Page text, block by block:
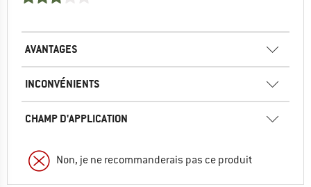
AVANTAGES
INCONVÉNIENTS
CHAMP D'APPLICATION
Non, je ne recommanderais pas ce produit